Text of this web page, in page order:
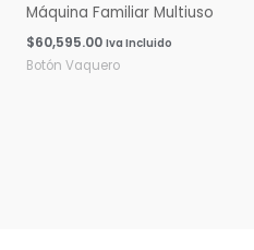
Máquina Familiar Multiuso
$60,595.00 Iva Incluido
Botón Vaquero